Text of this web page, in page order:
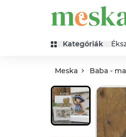
Kategóriák
Meska Baba -